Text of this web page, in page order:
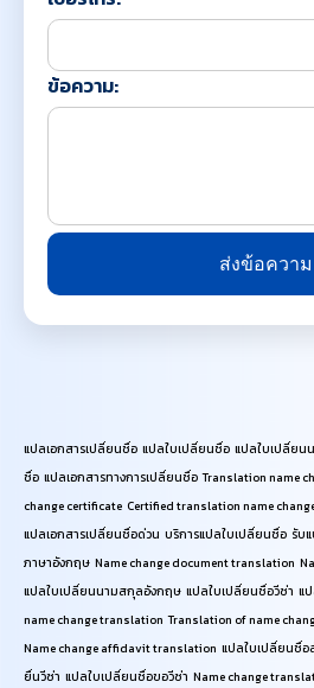
ข้อความ:
ส่งข้อความ
แปลเอกสารเปลี่ยนชื่อ แปลใบเปลี่ยนชื่อ แปลใบเปลี่ยน
ชื่อ แปลเอกสารทางการเปลี่ยนชื่อ Translation name
change certificate Certified translation name
แปลเอกสารเปลี่ยนชื่อด่วน บริการแปลใบเปลี่ยนชื่อ รั
ภาษาอังกฤษ Name change document translation
แปลใบเปลี่ยนนามสกุลอังกฤษ แปลใบเปลี่ยนชื่อวีซ่า แ
name change translation Translation of name
Name change affidavit translation แปลใบเปลี่ยนชื่อ
ยื่นวีซ่า แปลใบเปลี่ยนชื่อขอวีซ่า Name change